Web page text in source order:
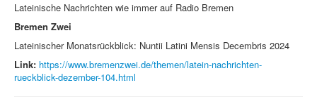
Lateinische Nachrichten wie immer auf Radio Bremen
Bremen Zwei
Lateinischer Monatsrückblick: Nuntii Latini Mensis Decembris 2024
Link: https://www.bremenzwei.de/themen/latein-nachrichten-
rueckblick-dezember-104.html